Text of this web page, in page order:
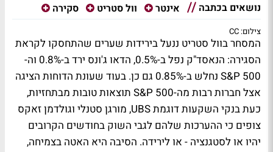
נושאים בכתבה אינטר וול סטריט סקירה
צילום: CC
המסחר בוול סטריט ננעל בירידות שערים שהתחסקו לקראת
הסגירה: הנאסד"ק נפל ב-0.5%, הדאו ג'ונס ירד ב-0.8% וה-
S&P 500 נחלש ב-0.85% גם כן. בעוד שעונת הדוחות הציגה
אצל חברות רבות מה-S&P 500 תוצאות טובות מבתחזיות,
כעת בנקי השקעות דוגמת UBS, מורגן סטנלי וגולדמן זאקס
צופים כי ההערכות שלהם לגבי השוק בחודשים הקרובים
יהיו או לסטגנציה - או לירידה. הסיבה היא האטה בצמיחה,